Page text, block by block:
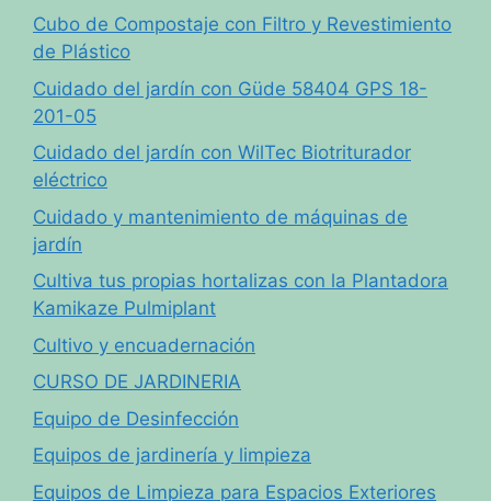
Cubo de Compostaje con Filtro y Revestimiento
de Plástico
Cuidado del jardín con Güde 58404 GPS 18-
201-05
Cuidado del jardín con WilTec Biotriturador
eléctrico
Cuidado y mantenimiento de máquinas de
jardín
Cultiva tus propias hortalizas con la Plantadora
Kamikaze Pulmiplant
Cultivo y encuadernación
CURSO DE JARDINERIA
Equipo de Desinfección
Equipos de jardinería y limpieza
Equipos de Limpieza para Espacios Exteriores